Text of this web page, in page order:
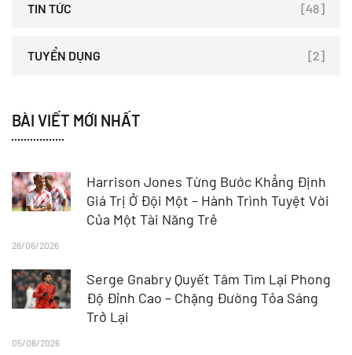
TIN TỨC [48]
TUYỂN DỤNG [2]
BÀI VIẾT MỚI NHẤT
Harrison Jones Từng Bước Khẳng Định
Giá Trị Ở Đội Một – Hành Trình Tuyệt Vời
Của Một Tài Năng Trẻ
26/06/2026
Serge Gnabry Quyết Tâm Tìm Lại Phong
Độ Đỉnh Cao – Chặng Đường Tỏa Sáng
Trở Lại
05/06/2026